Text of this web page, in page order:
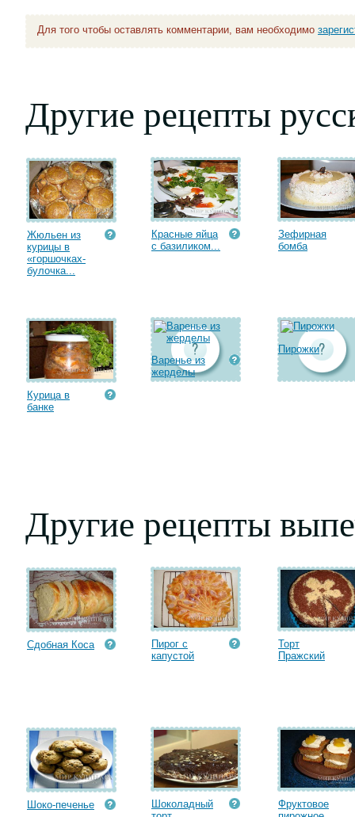
Для того чтобы оставлять комментарии, вам необходимо
Другие рецепты
Жюльен из
курицы в
«горшочках-
булочка...
Красные яйца
с базиликом...
Зефирная
бомба
Курица в
банке
Варенье из
жерделы
Пирожки
Другие рецепты
Сдобная Коса
Пирог с
капустой
Торт
Пражский
Шоко-печенье
Шоколадный
Фруктовое